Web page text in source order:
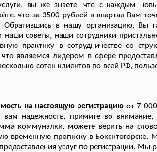
вы же знаете, что с каждым
что за 3500 рублей в квартал Вам
в нашу организацию, Вы
советы, наши сотрудники
практику в сотрудничестве со
являемся лидером в сфере
сотен клиентов по всей РФ,
на настоящую регистрацию от 7
вам надежность, примите во
коммуналки, можете верить на
временную прописку в Бокситогорске.
услуг по регистрации. Мы